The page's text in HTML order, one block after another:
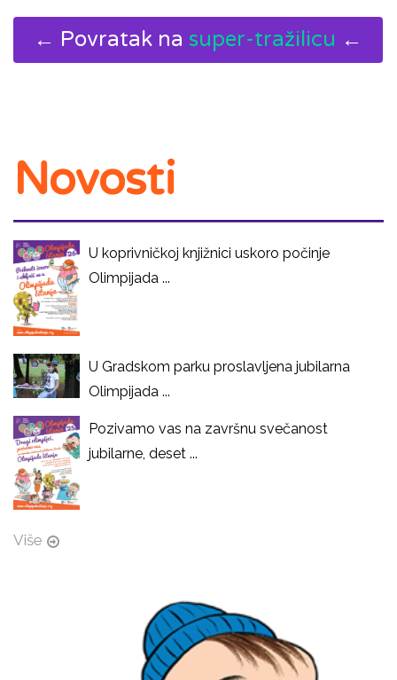
← Povratak na super-tražilicu ←
Novosti
U koprivničkoj knjižnici uskoro počinje
Olimpijada ...
U Gradskom parku proslavljena jubilarna
Olimpijada ...
Pozivamo vas na završnu svečanost
jubilarne, deset ...
Više